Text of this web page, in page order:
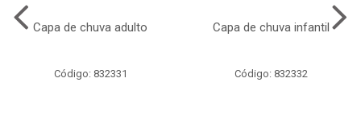
Capa de chuva adulto
Código: 832331
Capa de chuva infantil
Código: 832332